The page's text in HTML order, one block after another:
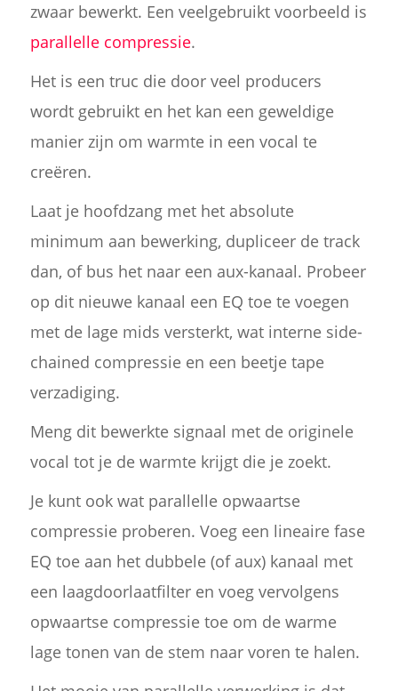
zwaar bewerkt. Een veelgebruikt voorbeeld is
parallelle compressie.
Het is een truc die door veel producers
wordt gebruikt en het kan een geweldige
manier zijn om warmte in een vocal te
creëren.
Laat je hoofdzang met het absolute
minimum aan bewerking, dupliceer de track
dan, of bus het naar een aux-kanaal. Probeer
op dit nieuwe kanaal een EQ toe te voegen
met de lage mids versterkt, wat interne side-
chained compressie en een beetje tape
verzadiging.
Meng dit bewerkte signaal met de originele
vocal tot je de warmte krijgt die je zoekt.
Je kunt ook wat parallelle opwaartse
compressie proberen. Voeg een lineaire fase
EQ toe aan het dubbele (of aux) kanaal met
een laagdoorlaatfilter en voeg vervolgens
opwaartse compressie toe om de warme
lage tonen van de stem naar voren te halen.